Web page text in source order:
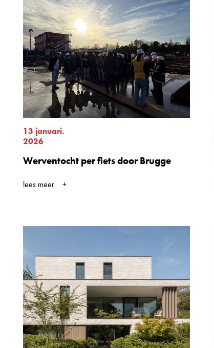
13 januari.
2026
Werventocht per fiets door Brugge
lees meer